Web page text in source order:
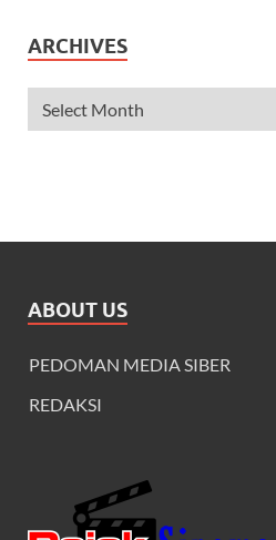
ARCHIVES
ABOUT US
PEDOMAN MEDIA SIBER
REDAKSI